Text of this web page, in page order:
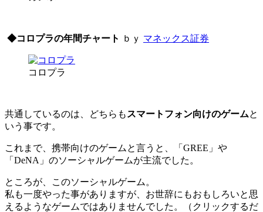
◆コロプラの年間チャート ｂｙ マネックス証券
コロプラ
共通しているのは、どちらも スマートフォン向けのゲームと
いう事です。
これまで、携帯向けのゲームと言うと、「GREE」や
「DeNA」のソーシャルゲームが主流でした。
ところが、このソーシャルゲーム。
私も一度やった事がありますが、お世辞にもおもしろいと思
えるようなゲームではありませんでした。（クリックするだ